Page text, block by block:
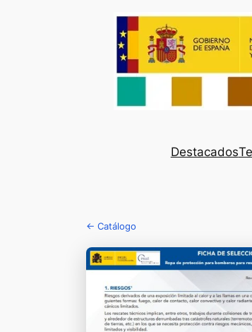
Destacados
← Catálogo